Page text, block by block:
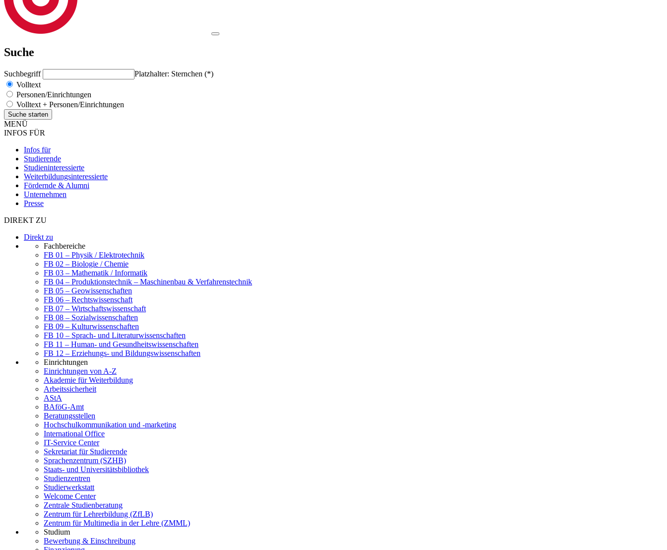
Suche
Suchbegriff
Platzhalter: Sternchen (*)
Volltext
Personen/Einrichtungen
Volltext + Personen/Einrichtungen
MENÜ
INFOS FÜR
Infos für
Studierende
Studieninteressierte
Weiterbildungsinteressierte
Fördernde & Alumni
Unternehmen
Presse
DIREKT ZU
Direkt zu
Fachbereiche
FB 01 – Physik / Elektrotechnik
FB 02 – Biologie / Chemie
FB 03 – Mathematik / Informatik
FB 04 – Produktionstechnik – Maschinenbau & Verfahrenstechnik
FB 05 – Geowissenschaften
FB 06 – Rechtswissenschaft
FB 07 – Wirtschaftswissenschaft
FB 08 – Sozialwissenschaften
FB 09 – Kulturwissenschaften
FB 10 – Sprach- und Literaturwissenschaften
FB 11 – Human- und Gesundheitswissenschaften
FB 12 – Erziehungs- und Bildungswissenschaften
Einrichtungen
Einrichtungen von A-Z
Akademie für Weiterbildung
Arbeitssicherheit
AStA
BAföG-Amt
Beratungsstellen
Hochschulkommunikation und -marketing
International Office
IT-Service Center
Sekretariat für Studierende
Sprachenzentrum (SZHB)
Staats- und Universitätsbibliothek
Studienzentren
Studierwerkstatt
Welcome Center
Zentrale Studienberatung
Zentrum für Lehrerbildung (ZfLB)
Zentrum für Multimedia in der Lehre (ZMML)
Studium
Bewerbung & Einschreibung